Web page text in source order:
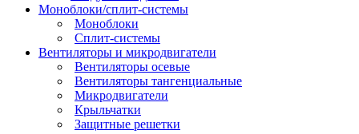
Моноблоки/сплит-системы
Моноблоки
Сплит-системы
Вентиляторы и микродвигатели
Вентиляторы осевые
Вентиляторы тангенциальные
Микродвигатели
Крыльчатки
Защитные решетки